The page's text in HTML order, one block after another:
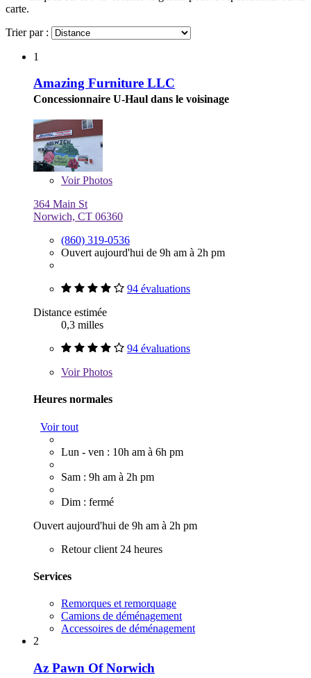
carte.
Trier par :
1
Amazing Furniture LLC
Concessionnaire U-Haul dans le voisinage
VoirPhotos
364 Main St
Norwich, CT 06360
(860) 319-0536
Ouvert aujourd'hui de 9h am à 2h pm
94 évaluations
Distance estimée
0,3 milles
94 évaluations
VoirPhotos
Heures normales
Voir tout
Lun - ven : 10h am à 6h pm
Sam : 9h am à 2h pm
Dim : fermé
Ouvert aujourd'hui de 9h am à 2h pm
Retour client 24 heures
Services
Remorques et remorquage
Camions de déménagement
Accessoires de déménagement
2
Az Pawn Of Norwich